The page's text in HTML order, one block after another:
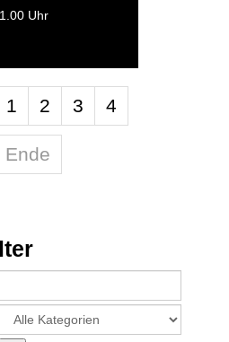
Uhr
1 2 3 4
Ende
Eine Kategorie auswählen um die